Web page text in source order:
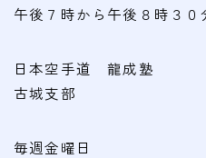
無料体験
午後７時から午後８時３０
日本空手道 龍成塾
古城支部
毎週金曜日